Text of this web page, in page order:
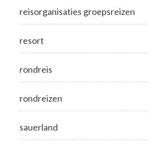
reisorganisaties groepsreizen
resort
rondreis
rondreizen
sauerland